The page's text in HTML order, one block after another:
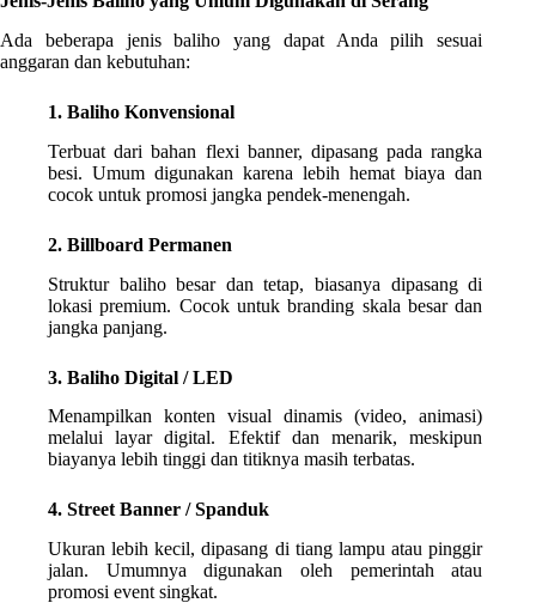
Ada beberapa jenis baliho yang dapat Anda pilih sesuai
anggaran dan kebutuhan:
1. Baliho Konvensional
Terbuat dari bahan flexi banner, dipasang pada rangka
besi. Umum digunakan karena lebih hemat biaya dan
cocok untuk promosi jangka pendek-menengah.
2. Billboard Permanen
Struktur baliho besar dan tetap, biasanya dipasang di
lokasi premium. Cocok untuk branding skala besar dan
jangka panjang.
3. Baliho Digital / LED
Menampilkan konten visual dinamis (video, animasi)
melalui layar digital. Efektif dan menarik, meskipun
biayanya lebih tinggi dan titiknya masih terbatas.
4. Street Banner / Spanduk
Ukuran lebih kecil, dipasang di tiang lampu atau pinggir
jalan. Umumnya digunakan oleh pemerintah atau
promosi event singkat.